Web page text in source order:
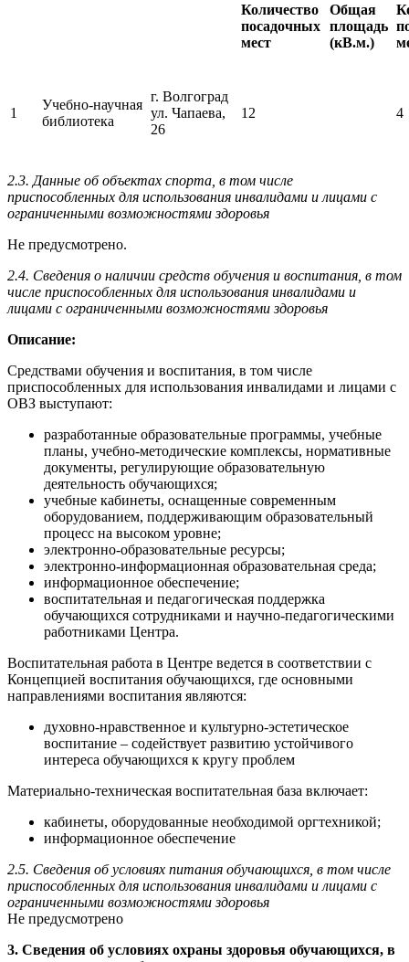
Количество
посадочных
мест
Общая
площадь
(кВ.м.)
1
Учебно-научная
библиотека
г. Волгоград
ул. Чапаева,
26
12 4
2.3. Данные об объектах спорта, в том числе
приспособленных для использования инвалидами и лицами с
ограниченными возможностями здоровья
Не предусмотрено.
2.4. Сведения о наличии средств обучения и воспитания, в том
числе приспособленных для использования инвалидами и
лицами с ограниченными возможностями здоровья
Описание:
Средствами обучения и воспитания, в том числе
приспособленных для использования инвалидами и лицами с
ОВЗ выступают:
разработанные образовательные программы, учебные
планы, учебно-методические комплексы, нормативные
документы, регулирующие образовательную
деятельность обучающихся;
учебные кабинеты, оснащенные современным
оборудованием, поддерживающим образовательный
процесс на высоком уровне;
электронно-образовательные ресурсы;
электронно-информационная образовательная среда;
информационное обеспечение;
воспитательная и педагогическая поддержка
обучающихся сотрудниками и научно-педагогическими
работниками Центра.
Воспитательная работа в Центре ведется в соответствии с
Концепцией воспитания обучающихся, где основными
направлениями воспитания являются:
духовно-нравственное и культурно-эстетическое
воспитание – содействует развитию устойчивого
интереса обучающихся к кругу проблем
Материально-техническая воспитательная база включает:
кабинеты, оборудованные необходимой оргтехникой;
информационное обеспечение
2.5. Сведения об условиях питания обучающихся, в том числе
приспособленных для использования инвалидами и лицами с
ограниченными возможностями здоровья
Не предусмотрено
3. Сведения об условиях охраны здоровья обучающихся, в